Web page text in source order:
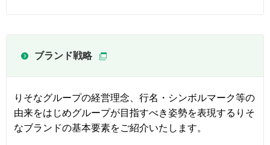
ブランド戦略
りそなグループの経営理念、行名・シンボルマーク等の
由来をはじめグループが目指すべき姿勢を表現するりそ
なブランドの基本要素をご紹介いたします。